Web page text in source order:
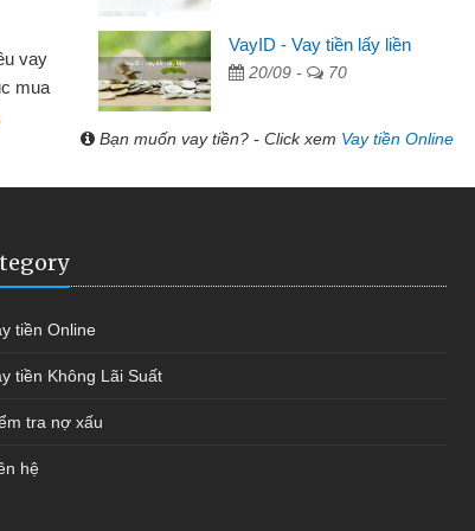
vay
mua
Cấn Văn Lực - Tạp hóa
Tôi kinh doanh buôn bán
hàng, nhờ biết đến website
quyết được công việc của mình
VayID - Vay tiền lấy liền
20/09 - 70
Bạn muốn vay tiền? - Click xem Vay tiền Online
tiền Online
tiền Không Lãi Suất
tra nợ xấu
hệ